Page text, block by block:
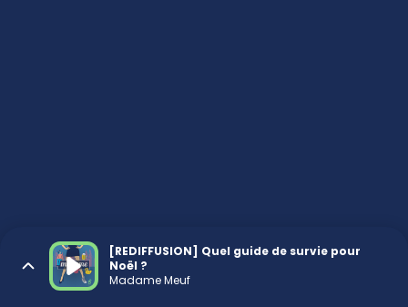
[REDIFFUSION] Quel guide de survie pour
Noël ?
Madame Meuf